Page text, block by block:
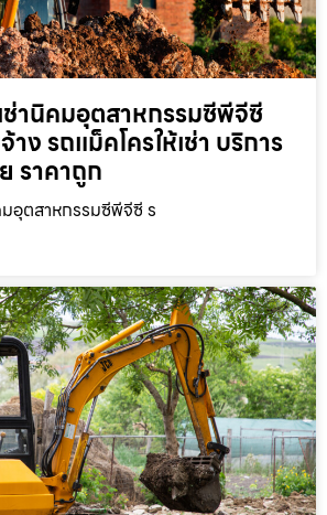
ช่านิคมอุตสาหกรรมซีพีจีซี
ง รถแม็คโครให้เช่า บริการ
ราคาถูก
มอุตสาหกรรมซีพีจีซี ร